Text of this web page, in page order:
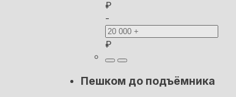
₽
-
₽
Пешком до подъёмника